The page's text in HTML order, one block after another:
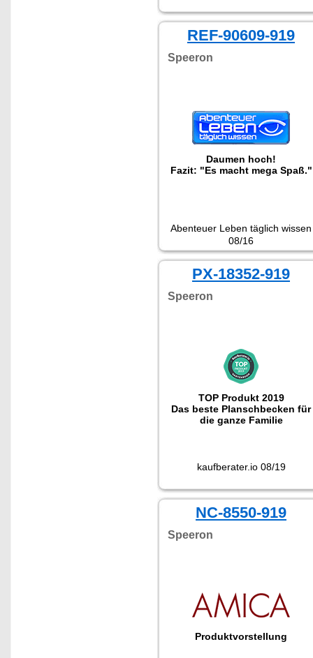
REF-90609-919
Speeron
Daumen hoch!
Fazit: "Es macht mega Spaß."
Abenteuer Leben täglich wissen
08/16
PX-18352-919
Speeron
TOP Produkt 2019
Das beste Planschbecken für
die ganze Familie
kaufberater.io 08/19
NC-8550-919
Speeron
Produktvorstellung